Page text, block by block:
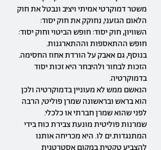
משטר דמוקרטי אמיתי ויציב ונבטל את חוק
הלאום הגזעני, נחוקק את חוק יסוד:
השוויון, חוק יסוד: חופש הביטוי וחוק יסוד:
חופש ההתאספות וההתארגנות.
בנוסף, גם אאבק על הורדת אחוז החסימה.
הזכות לבחור ולהיבחר היא זכות יסוד
בדמוקרטיה.
הנאשם ממש לא מעוניין בדמוקרטיה ולכן
הוא בראש ובראשונה שמרן פוליטי, הרבה
לפני שהוא שמרן חברתי או כלכלי.
שמרנות פוליטית מונעת צבירת כוח בידי
המתנגדות.ים לו. היא מכריחה אותנו